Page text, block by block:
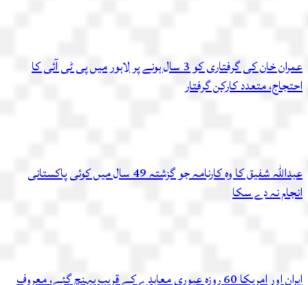
عمران خان کی گرفتاری کو 3 سال ہونے پر لاہور میں پی ٹی آئی کا
احتجاج، متعدد کارکن گرفتار
عبداللہ شفیق کا وہ کارنامہ جو گزشتہ 49 سال میں کوئی پاکستانی
انجام نہ دے سکا
ایران اور امریکا 60 روزہ عبوری معاہدے کے قریب پہنچ گئے، معروف